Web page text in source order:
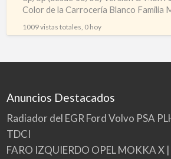
Color de la Carrocería Blanco Familia
1009 vistas totales, 0 hoy
Anuncios Destacados
Radiador del EGR Ford Volvo PSA
TDCI
FARO IZQUIERDO OPEL MOKKA X